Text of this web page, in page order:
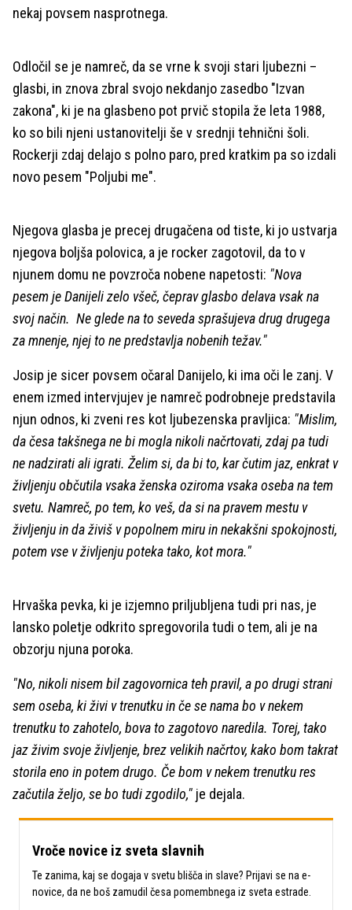
nekaj povsem nasprotnega.
Odločil se je namreč, da se vrne k svoji stari ljubezni –
glasbi, in znova zbral svojo nekdanjo zasedbo "Izvan
zakona", ki je na glasbeno pot prvič stopila že leta 1988,
ko so bili njeni ustanovitelji še v srednji tehnični šoli.
Rockerji zdaj delajo s polno paro, pred kratkim pa so izdali
novo pesem "Poljubi me".
Njegova glasba je precej drugačena od tiste, ki jo ustvarja
njegova boljša polovica, a je rocker zagotovil, da to v
njunem domu ne povzroča nobene napetosti: "Nova
pesem je Danijeli zelo všeč, čeprav glasbo delava vsak na
svoj način. Ne glede na to seveda sprašujeva drug drugega
za mnenje, njej to ne predstavlja nobenih težav."
Josip je sicer povsem očaral Danijelo, ki ima oči le zanj. V
enem izmed intervjujev je namreč podrobneje predstavila
njun odnos, ki zveni res kot ljubezenska pravljica: "Mislim,
da česa takšnega ne bi mogla nikoli načrtovati, zdaj pa tudi
ne nadzirati ali igrati. Želim si, da bi to, kar čutim jaz, enkrat v
življenju občutila vsaka ženska oziroma vsaka oseba na tem
svetu. Namreč, po tem, ko veš, da si na pravem mestu v
življenju in da živiš v popolnem miru in nekakšni spokojnosti,
potem vse v življenju poteka tako, kot mora."
Hrvaška pevka, ki je izjemno priljubljena tudi pri nas, je
lansko poletje odkrito spregovorila tudi o tem, ali je na
obzorju njuna poroka.
"No, nikoli nisem bil zagovornica teh pravil, a po drugi strani
sem oseba, ki živi v trenutku in če se nama bo v nekem
trenutku to zahotelo, bova to zagotovo naredila. Torej, tako
jaz živim svoje življenje, brez velikih načrtov, kako bom takrat
storila eno in potem drugo. Če bom v nekem trenutku res
začutila željo, se bo tudi zgodilo," je dejala.
Vroče novice iz sveta slavnih
Te zanima, kaj se dogaja v svetu blišča in slave? Prijavi se na e-
novice, da ne boš zamudil česa pomembnega iz sveta estrade.